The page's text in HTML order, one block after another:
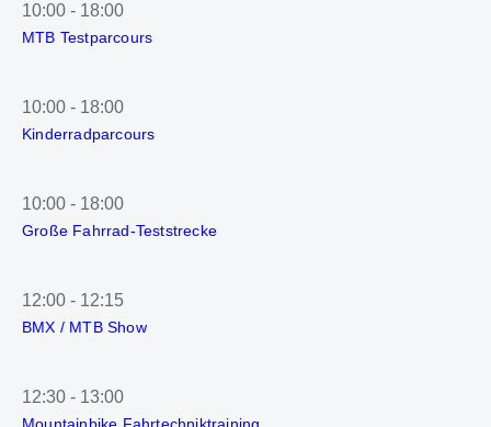
10:00 - 18:00
MTB Testparcours
10:00 - 18:00
Kinderradparcours
10:00 - 18:00
Große Fahrrad-Teststrecke
12:00 - 12:15
BMX / MTB Show
12:30 - 13:00